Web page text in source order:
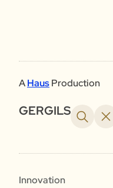
AHausProduction
GERGILS
Innovation